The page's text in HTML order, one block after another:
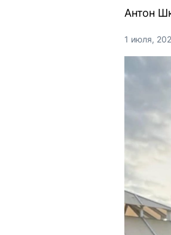
Антон
1 июля,